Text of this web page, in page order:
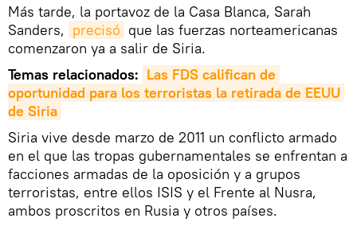
Más tarde, la portavoz de la Casa Blanca, Sarah
Sanders, precisó que las fuerzas norteamericanas
comenzaron ya a salir de Siria.
Temas relacionados: Las FDS califican de
oportunidad para los terroristas la retirada de EEUU
de Siria
Siria vive desde marzo de 2011 un conflicto armado
en el que las tropas gubernamentales se enfrentan a
facciones armadas de la oposición y a grupos
terroristas, entre ellos ISIS y el Frente al Nusra,
ambos proscritos en Rusia y otros países.